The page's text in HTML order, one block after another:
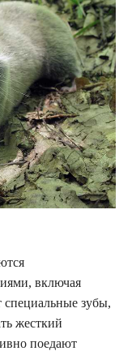
включая
зубы,
жесткий
поедают